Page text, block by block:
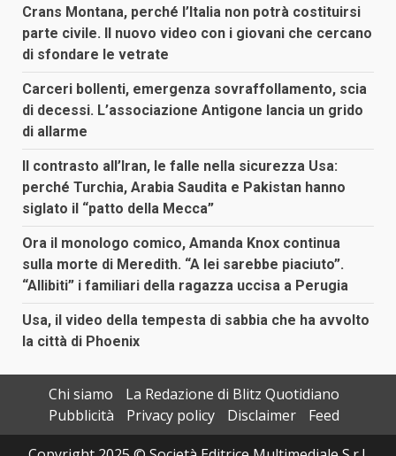
Crans Montana, perché l’Italia non potrà costituirsi
parte civile. Il nuovo video con i giovani che cercano
di sfondare le vetrate
Carceri bollenti, emergenza sovraffollamento, scia
di decessi. L’associazione Antigone lancia un grido
di allarme
Il contrasto all’Iran, le falle nella sicurezza Usa:
perché Turchia, Arabia Saudita e Pakistan hanno
siglato il “patto della Mecca”
Ora il monologo comico, Amanda Knox continua
sulla morte di Meredith. “A lei sarebbe piaciuto”.
“Allibiti” i familiari della ragazza uccisa a Perugia
Usa, il video della tempesta di sabbia che ha avvolto
la città di Phoenix
Chi siamo
La Redazione di Blitz Quotidiano
Pubblicità
Privacy policy Disclaimer
Feed